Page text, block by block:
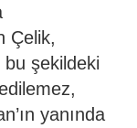
Çelik,
bu şekildeki
yanında